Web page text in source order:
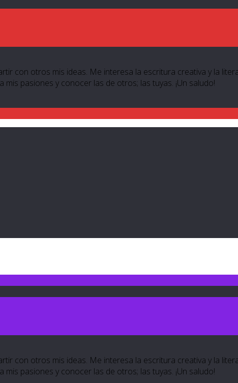
con otros mis ideas. Me interesa la escritura creativa y la
pasiones y conocer las de otros; las tuyas. ¡Un saludo!
con otros mis ideas. Me interesa la escritura creativa y la
pasiones y conocer las de otros; las tuyas. ¡Un saludo!